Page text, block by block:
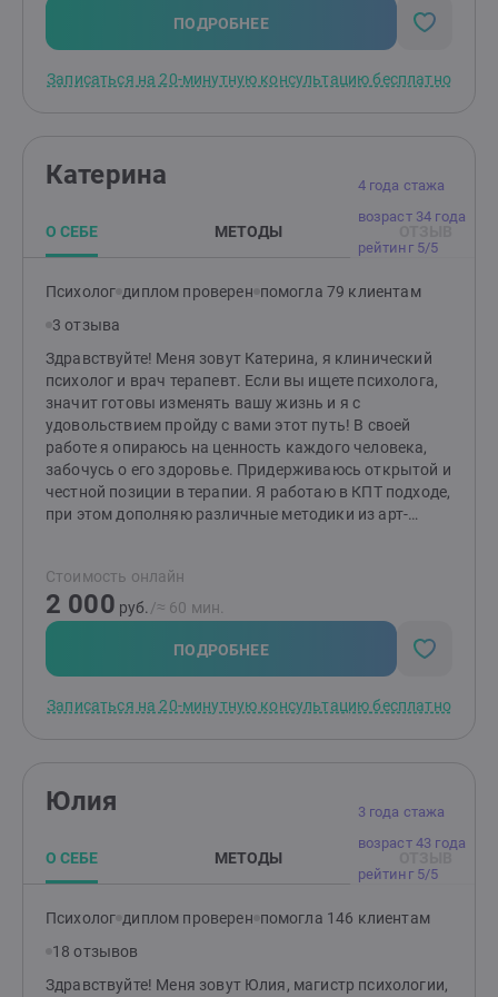
ПОДРОБНЕЕ
Записаться на 20-минутную консультацию бесплатно
4 года стажа
возраст 34 года
рейтинг 5/5
Катерина
О СЕБЕ МЕТОДЫ
Психолог диплом проверен помогла 79 клиентам
3 отзыва
Здравствуйте! Меня зовут Катерина, я клинический
психолог и врач терапевт. Если вы ищете психолога,
значит готовы изменять вашу жизнь и я с
удовольствием пройду с вами этот путь! В своей
работе я опираюсь на ценность каждого человека,
забочусь о его здоровье. Придерживаюсь открытой и
честной позиции в терапии. Я работаю в КПТ подходе,
при этом дополняю различные методики из арт-
подбирать оптимальные методики для каждого
клиента. Я с удовольствием наблюдаю изменения в
жизни клиентов. Приглашаю вас на консультацию!
Стоимость онлайн
2 000 руб. /≈ 60 мин.
ПОДРОБНЕЕ
Записаться на 20-минутную консультацию бесплатно
3 года стажа
возраст 43 года
рейтинг 5/5
Юлия
О СЕБЕ МЕТОДЫ
Психолог диплом проверен помогла 146 клиентам
18 отзывов
Здравствуйте! Меня зовут Юлия, магистр психологии,